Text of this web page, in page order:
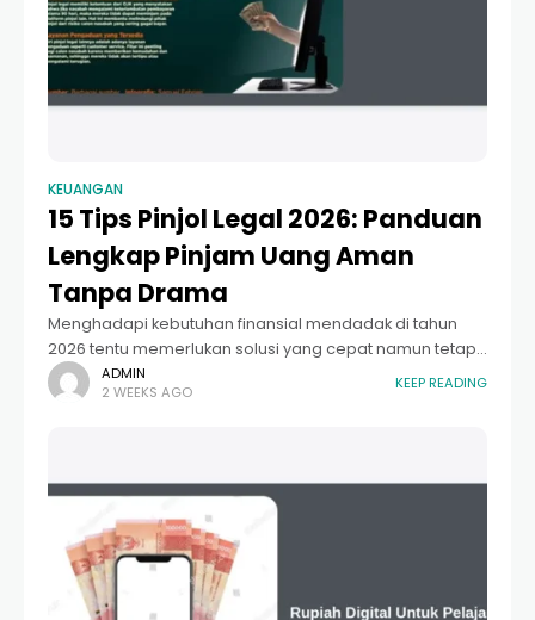
KEUANGAN
15 Tips Pinjol Legal 2026: Panduan
Lengkap Pinjam Uang Aman
Tanpa Drama
Menghadapi kebutuhan finansial mendadak di tahun
2026 tentu memerlukan solusi yang cepat namun tetap
mengedepankan keamanan. Di era digital yang
semakin canggih, memahami tips pinjol legal 2026
ADMIN
2 WEEKS AGO
KEEP READING